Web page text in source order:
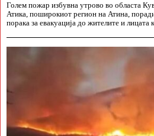
Голем пожар избувна утрово во областа
Атика, поширокиот регион на Атина,
порака за евакуација до жителите и лицата